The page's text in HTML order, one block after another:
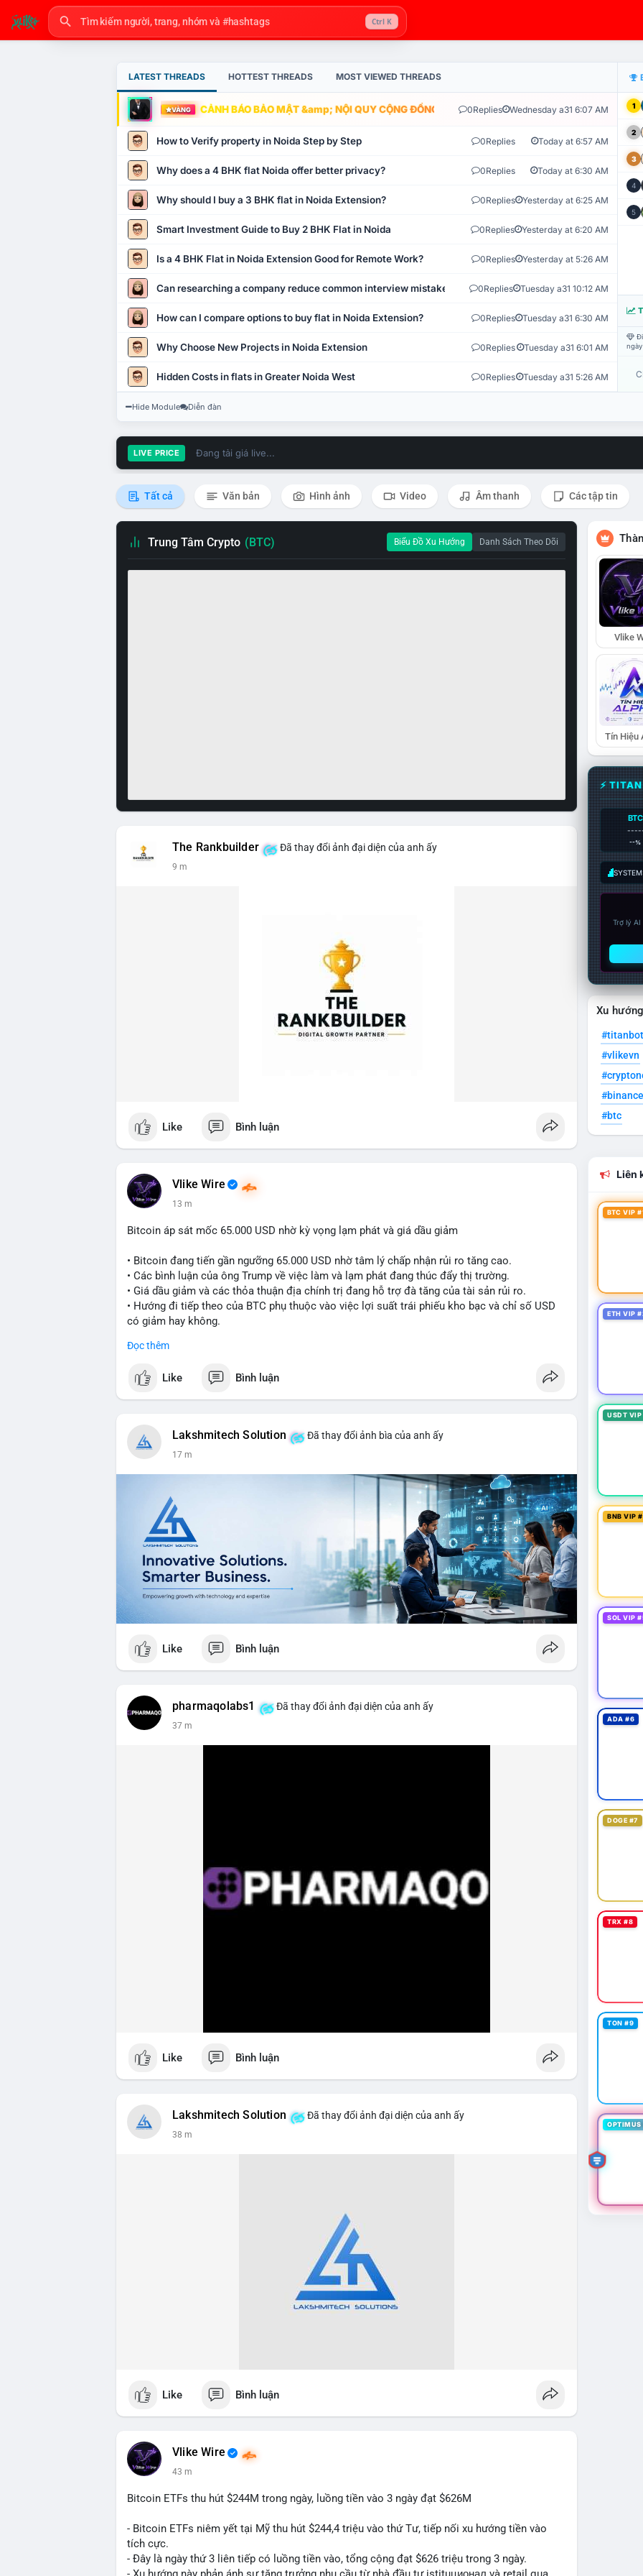
Ctrl K
LATEST THREADS HOTTEST THREADS MOST VIEWED THREADS
VÀNG CẢNH BÁO BẢO MẬT &amp; NỘI QUY CỘNG ĐỒNG VLIKE.VN: HỆ THỐNG GIÁM SÁT TỰ
0Replies Wednesday a31 6:07 AM
How to Verify property in Noida Step by Step 0Replies Today at 6:57 AM
Why does a 4 BHK flat Noida offer better privacy? 0Replies Today at 6:30 AM
Why should I buy a 3 BHK flat in Noida Extension? 0Replies Yesterday at 6:25 AM
Smart Investment Guide to Buy 2 BHK Flat in Noida 0Replies Yesterday at 6:20 AM
Is a 4 BHK Flat in Noida Extension Good for Remote Work? 0Replies Yesterday at 5:26 AM
Can researching a company reduce common interview mistakes? 0Replies Tuesday a31 10:12 AM
How can I compare options to buy flat in Noida Extension? 0Replies Tuesday a31 6:30 AM
Why Choose New Projects in Noida Extension 0Replies Tuesday a31 6:01 AM
Hidden Costs in flats in Greater Noida West 0Replies Tuesday a31 5:26 AM
1
2
3
4
5
Hide Module Diễn đàn
LIVE PRICE Đang tải giá live...
Tất cả Văn bản Hình ảnh Video Âm thanh Các tập tin
Trung Tâm Crypto (BTC) Biểu Đồ Xu Hướng Danh Sách Theo Dõi
The Rankbuilder Đã thay đổi ảnh đại diện của anh ấy
9 m
Like Bình luận
Vlike Wire
13 m
Bitcoin áp sát mốc 65.000 USD nhờ kỳ vọng lạm phát và giá dầu giảm
• Bitcoin đang tiến gần ngưỡng 65.000 USD nhờ tâm lý chấp nhận rủi ro tăng cao.
• Các bình luận của ông Trump về việc làm và lạm phát đang thúc đẩy thị trường.
• Giá dầu giảm và các thỏa thuận địa chính trị đang hỗ trợ đà tăng của tài sản rủi ro.
• Hướng đi tiếp theo của BTC phụ thuộc vào việc lợi suất trái phiếu kho bạc và chỉ số USD
có giảm hay không.
#bitcoin
$btc
📰 Nguồn: CoinDesk
Đọc thêm
Like Bình luận
Lakshmitech Solution Đã thay đổi ảnh bìa của anh ấy
17 m
Like Bình luận
pharmaqolabs1 Đã thay đổi ảnh đại diện của anh ấy
37 m
Like Bình luận
Lakshmitech Solution Đã thay đổi ảnh đại diện của anh ấy
38 m
Like Bình luận
Vlike Wire
43 m
Bitcoin ETFs thu hút $244M trong ngày, luồng tiền vào 3 ngày đạt $626M
- Bitcoin ETFs niêm yết tại Mỹ thu hút $244,4 triệu vào thứ Tư, tiếp nối xu hướng tiền vào
tích cực.
- Đây là ngày thứ 3 liên tiếp có luồng tiền vào, tổng cộng đạt $626 triệu trong 3 ngày.
Vlike
Tín Hiệu
⚡
BTC
--%
Trợ lý
Xu
#titanbot
#vlikevn
#btc
Liên
BTC VIP
ETH VIP
USDT
BNB VIP
SOL VIP
ADA #6
DOGE #7
TRX #8
TON #9
OPTIMUS